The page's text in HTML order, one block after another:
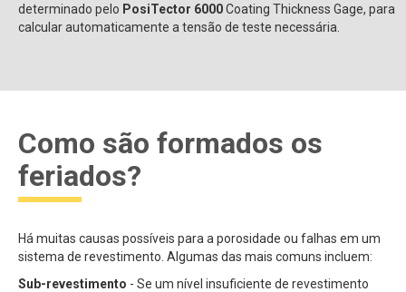
determinado pelo PosiTector 6000Coating Thickness Gage, para
calcular automaticamente a tensão de teste necessária.
Como são formados os
feriados?
Há muitas causas possíveis para a porosidade ou falhas em um
sistema de revestimento. Algumas das mais comuns incluem:
Sub-revestimento - Se um nível insuficiente de revestimento